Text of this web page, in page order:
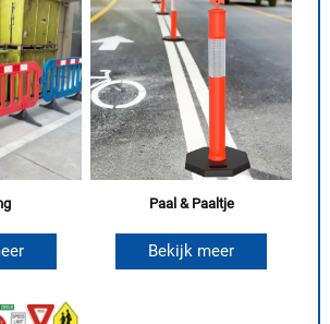
Paal & Paaltje
Bekijk meer